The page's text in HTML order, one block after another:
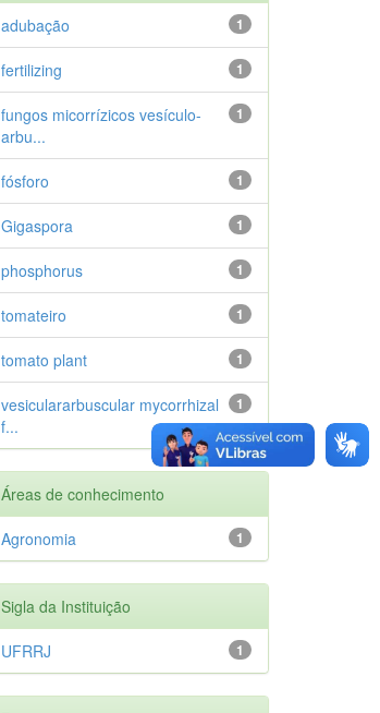
1
adubação
1
fertilizing
1
fungos micorrízicos vesículo-
arbu...
1
fósforo
1
Gigaspora
1
phosphorus
1
tomateiro
1
tomato plant
1
vesiculararbuscular mycorrhizal
f...
Áreas de conhecimento
1
Agronomia
Sigla da Instituição
1
UFRRJ